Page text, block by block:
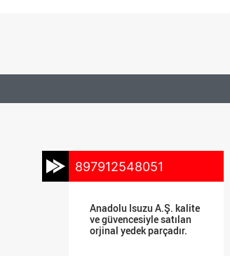
897912548051
Anadolu Isuzu A.Ş. kalite
ve güvencesiyle satılan
orjinal yedek parçadır.